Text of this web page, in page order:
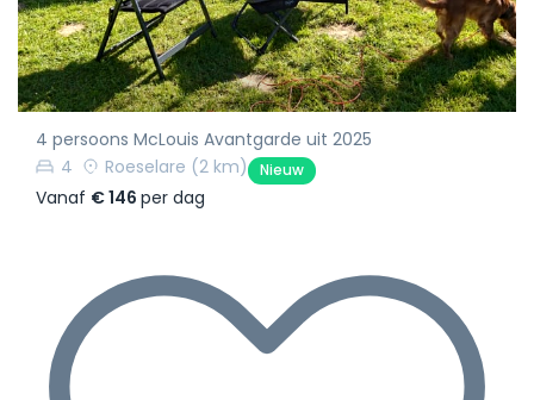
4 persoons McLouis Avantgarde uit 2025
4
Roeselare (2 km) Nieuw
Vanaf € 146 per dag